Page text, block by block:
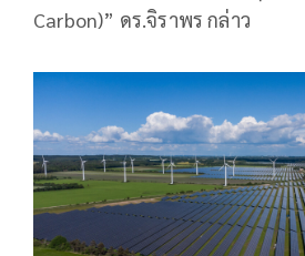
Carbon)” ดร.จิราพร กล่าว